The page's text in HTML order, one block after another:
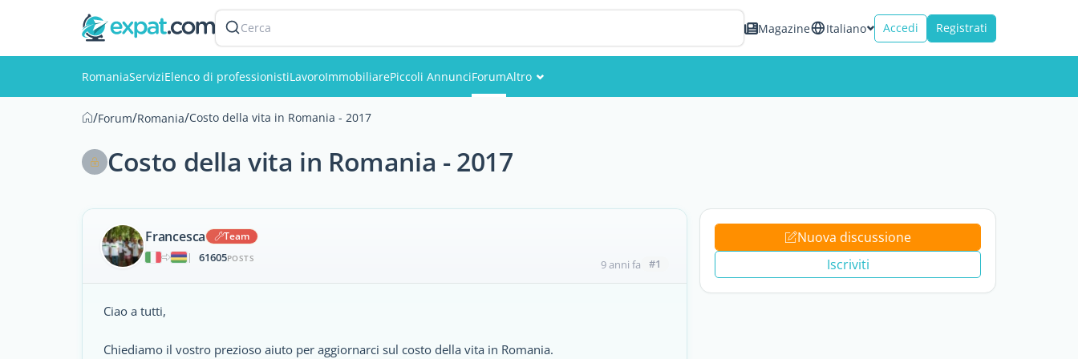
Cerca Magazine Italiano Accedi Registrati
RomaniaServiziElenco di professionistiLavoroImmobiliarePiccoli AnnunciForumAltro
/Forum/Romania/Costo della vita in Romania - 2017
Costo della vita in Romania - 2017
Francesca
Team
|
61605POSTS 9 anni fa #1
Ciao a tutti,
Chiediamo il vostro prezioso aiuto per aggiornarci sul costo della vita in Romania.
Nuova discussione
Iscriviti